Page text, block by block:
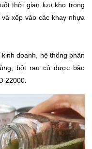
thời gian lưu kho trong
xếp vào các khay nhựa
doanh, hệ thống phân
bột rau củ được bảo
22000.